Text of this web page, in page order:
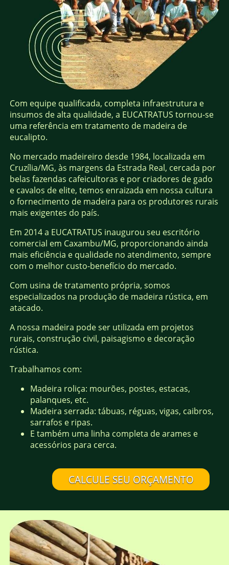
Com equipe qualificada, completa infraestrutura e
insumos de alta qualidade, a EUCATRATUS tornou-se
uma referência em tratamento de madeira de
eucalipto.
No mercado madeireiro desde 1984, localizada em
Cruzília/MG, às margens da Estrada Real, cercada por
belas fazendas cafeicultoras e por criadores de gado
e cavalos de elite, temos enraizada em nossa cultura
o fornecimento de madeira para os produtores rurais
mais exigentes do país.
Em 2014 a EUCATRATUS inaugurou seu escritório
comercial em Caxambu/MG, proporcionando ainda
mais eficiência e qualidade no atendimento, sempre
com o melhor custo-benefício do mercado.
Com usina de tratamento própria, somos
especializados na produção de madeira rústica, em
atacado.
A nossa madeira pode ser utilizada em projetos
rurais, construção civil, paisagismo e decoração
rústica.
Trabalhamos com:
Madeira roliça: mourões, postes, estacas,
palanques, etc.
Madeira serrada: tábuas, réguas, vigas, caibros,
sarrafos e ripas.
E também uma linha completa de arames e
acessórios para cerca.
CALCULE SEU ORÇAMENTO